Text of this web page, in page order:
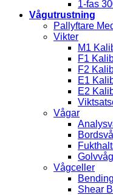
1-fas
Vågutrustning
Pallyftare
Vikter
M1
F1
F2
E1
E2
Vågar
Vågceller
Shear